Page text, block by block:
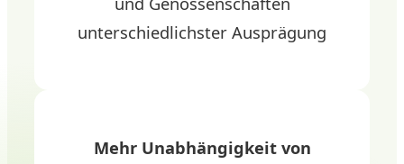
unterschiedlichster Ausprägung
Mehr Unabhängigkeit von